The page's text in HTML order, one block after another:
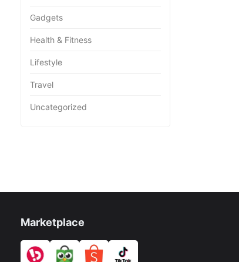
Gadgets
Health & Fitness
Lifestyle
Travel
Uncategorized
Marketplace